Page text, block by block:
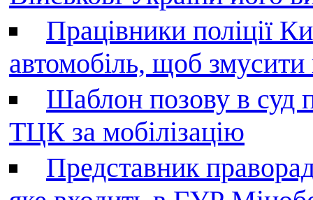
Працівники поліції
автомобіль, щоб
Шаблон позову в суд
ТЦК за мобілізацію
Представник